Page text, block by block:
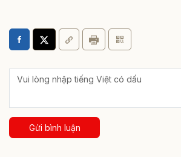
Gửi bình luận